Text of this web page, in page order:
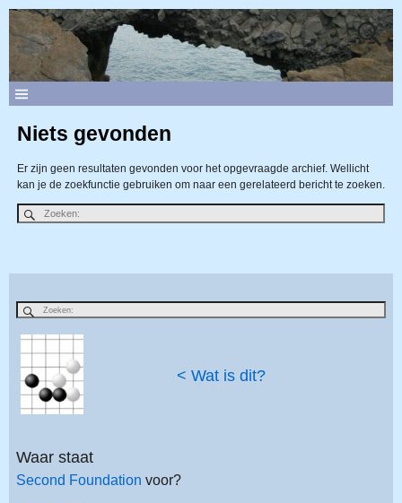
Niets gevonden
Er zijn geen resultaten gevonden voor het opgevraagde archief. Wellicht
kan je de zoekfunctie gebruiken om naar een gerelateerd bericht te zoeken.
< Wat is dit?
Waar staat
Second Foundation voor?